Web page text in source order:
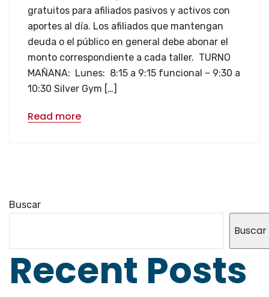
gratuitos para afiliados pasivos y activos con
aportes al día. Los afiliados que mantengan
deuda o el público en general debe abonar el
monto correspondiente a cada taller. TURNO
MAÑANA: Lunes: 8:15 a 9:15 funcional – 9:30 a
10:30 Silver Gym […]
Read more
Buscar
Buscar
Recent Posts